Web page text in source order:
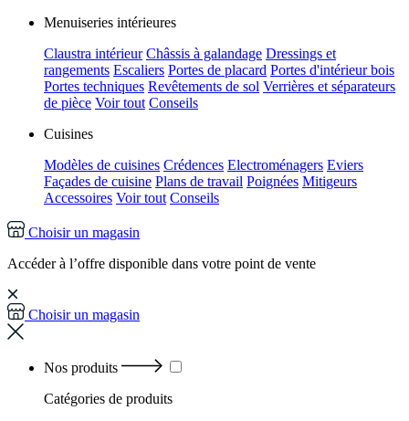
Menuiseries intérieures
Claustra intérieur Châssis à galandage Dressings et
rangements Escaliers Portes de placard Portes d'intérieur bois
Portes techniques Revêtements de sol Verrières et séparateurs
de pièce Voir tout Conseils
Cuisines
Modèles de cuisines Crédences Electroménagers Eviers
Façades de cuisine Plans de travail Poignées Mitigeurs
Accessoires Voir tout Conseils
Choisir un magasin
Accéder à l’offre disponible dans votre point de vente
Choisir un magasin
Nos produits
Catégories de produits